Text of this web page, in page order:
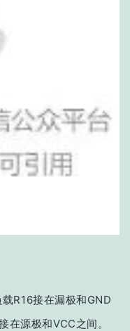
R16接在漏极和GND
在源极和VCC之间。